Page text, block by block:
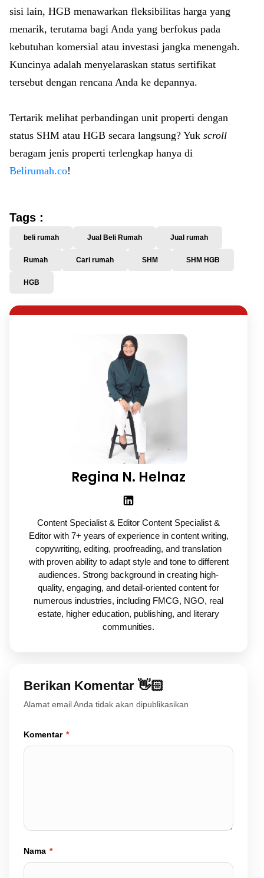
sisi lain, HGB menawarkan fleksibilitas harga yang
menarik, terutama bagi Anda yang berfokus pada
kebutuhan komersial atau investasi jangka menengah.
Kuncinya adalah menyelaraskan status sertifikat
tersebut dengan rencana Anda ke depannya.
Tertarik melihat perbandingan unit properti dengan
status SHM atau HGB secara langsung? Yuk scroll
beragam jenis properti terlengkap hanya di
Belirumah.co!
Tags :
beli rumah Jual Beli Rumah Jual rumah
Rumah Cari rumah SHM SHM HGB
HGB
Regina N. Helnaz
Content Specialist & Editor Content Specialist &
Editor with 7+ years of experience in content writing,
copywriting, editing, proofreading, and translation
with proven ability to adapt style and tone to different
audiences. Strong background in creating high-
quality, engaging, and detail-oriented content for
numerous industries, including FMCG, NGO, real
estate, higher education, publishing, and literary
communities.
Berikan Komentar 👋🏻
Alamat email Anda tidak akan dipublikasikan
Komentar *
Nama *